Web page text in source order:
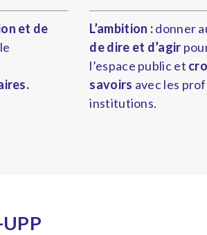
et de
L’ambition :donner
de dire et d’agir
l’espace public et
savoirs avec les
institutions.